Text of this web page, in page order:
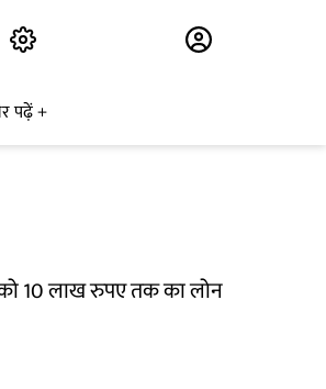
पढ़ें
को 10 लाख रुपए तक का लोन